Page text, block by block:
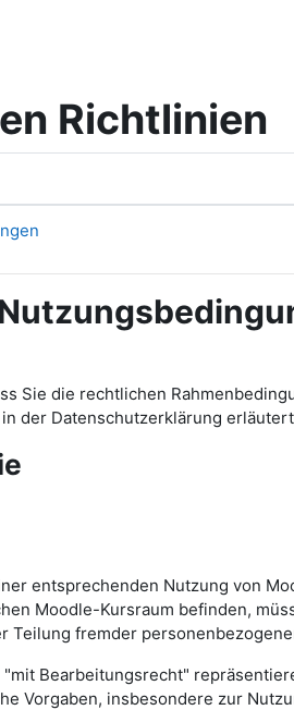
Richtlinien
Sie die rechtlichen
der Datenschutzerklärung
entsprechenden Nutzung von
Moodle-Kursraum befinden,
Teilung fremder
Bearbeitungsrecht"
Vorgaben, insbesondere zur